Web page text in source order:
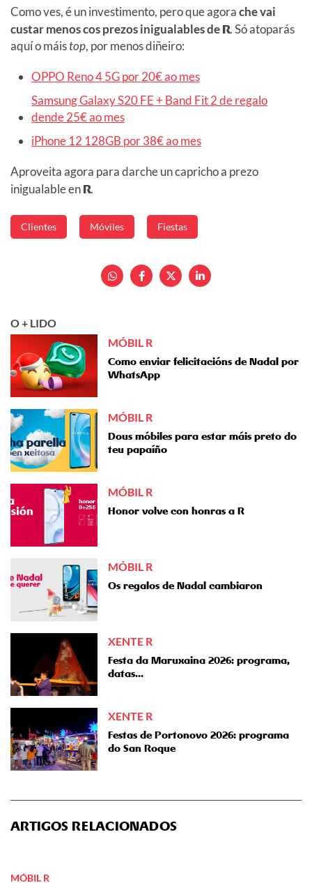
Como ves, é un investimento, pero que agorache vai
custar menos cos prezos inigualables deR. Só atoparás
aquí o máistop, por menos diñeiro:
OPPO Reno 4 5G por 20€ ao mes
Samsung Galaxy S20 FE + Band Fit 2 de regalo
dende 25€ ao mes
iPhone 12 128GB por 38€ ao mes
Aproveita agora para darche un capricho a prezo
inigualable enR.
Clientes Móviles Fiestas
O + LIDO
MÓBIL R
Como enviar felicitacións de Nadal por
WhatsApp
MÓBIL R
Dous móbiles para estar máis preto do
teu papaíño
MÓBIL R
Honor volve con honras a R
MÓBIL R
Os regalos de Nadal cambiaron
XENTE R
Festa da Maruxaina 2026: programa,
datas...
XENTE R
Festas de Portonovo 2026: programa
do San Roque
ARTIGOS RELACIONADOS
MÓBIL R